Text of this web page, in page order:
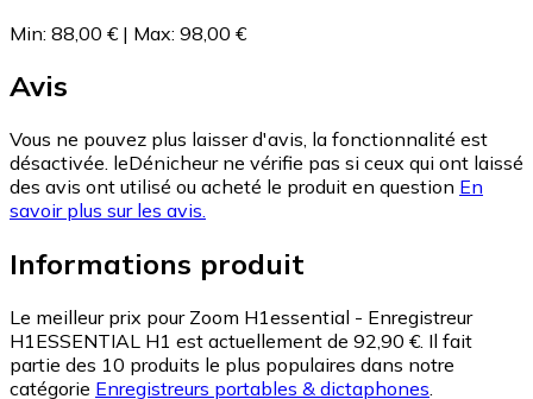
Min: 88,00 € | Max: 98,00 €
Avis
Vous ne pouvez plus laisser d'avis, la fonctionnalité est
désactivée. leDénicheur ne vérifie pas si ceux qui ont laissé
des avis ont utilisé ou acheté le produit en question En
savoir plus sur les avis.
Informations produit
Le meilleur prix pour Zoom H1essential - Enregistreur
H1ESSENTIAL H1 est actuellement de 92,90 €. Il fait
partie des 10 produits le plus populaires dans notre
catégorie Enregistreurs portables & dictaphones.